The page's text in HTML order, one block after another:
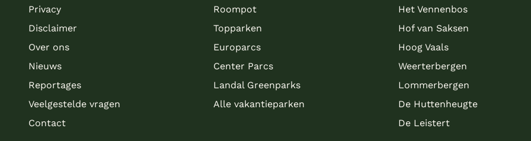
Privacy
Disclaimer
Over ons
Nieuws
Reportages
Veelgestelde vragen
Contact
Roompot
Topparken
Europarcs
Center Parcs
Landal Greenparks
Alle vakantieparken
Het Vennenbos
Hof van Saksen
Hoog Vaals
Weerterbergen
Lommerbergen
De Huttenheugte
De Leistert